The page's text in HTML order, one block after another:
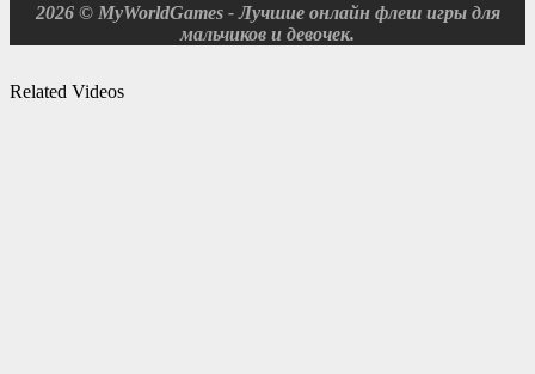
Related Videos
2026 © MyWorldGames - Лучшие онлайн флеш игры для
мальчиков и девочек.